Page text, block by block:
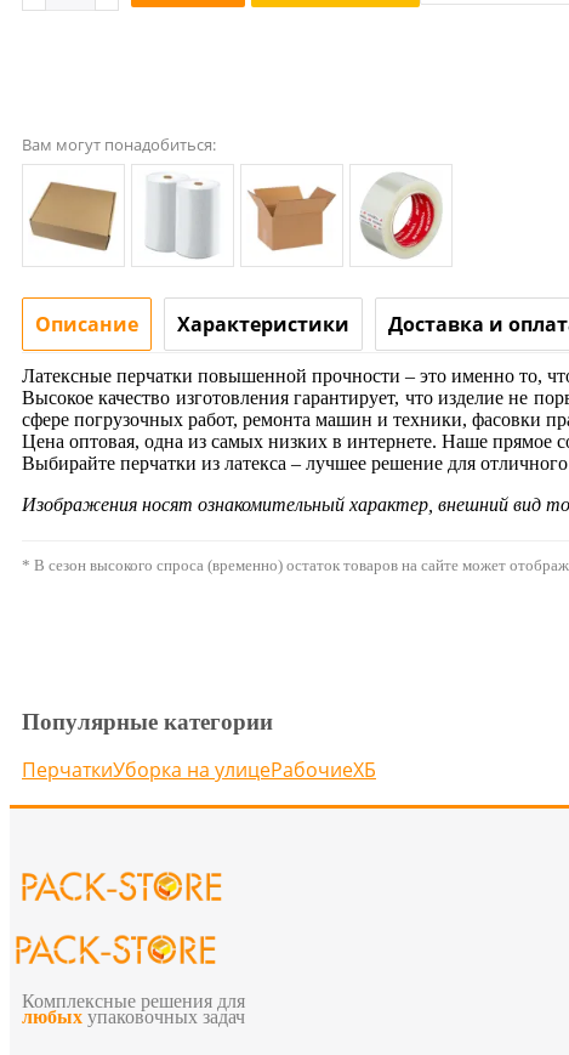
Вам могут понадобиться:
Описание Характеристики Доставка и
Латексные перчатки повышенной прочности – это именно то,
Высокое качество изготовления гарантирует, что изделие не
сфере погрузочных работ, ремонта машин и техники, фасовки
Цена оптовая, одна из самых низких в интернете. Наше прямое
Выбирайте перчатки из латекса – лучшее решение для
Изображения носят ознакомительный характер, внешний вид
* В сезон высокого спроса (временно) остаток товаров на сайте может
Популярные категории
ПерчаткиУборка на улицеРабочиеХБ
Комплексные решения для
любых упаковочных задач